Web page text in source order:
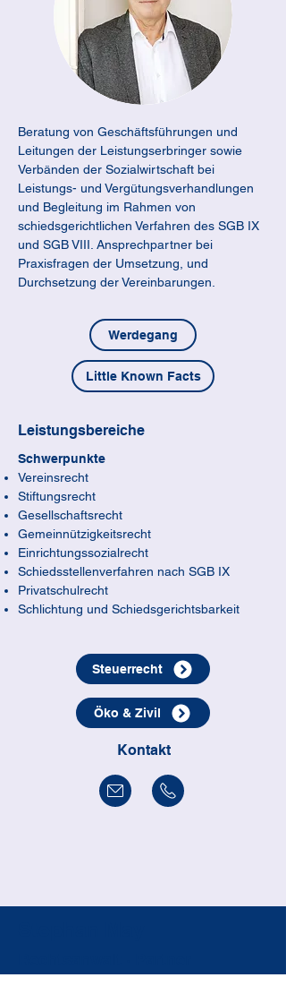
Beratung von Geschäftsführungen und
Leitungen der Leistungserbringer sowie
Verbänden der Sozialwirtschaft bei
Leistungs- und Vergütungsverhandlungen
und Begleitung im Rahmen von
schiedsgerichtlichen Verfahren des SGB IX
und SGB VIII. Ansprechpartner bei
Praxisfragen der Umsetzung, und
Durchsetzung der Vereinbarungen.
Werdegang
Little Known Facts
Leistungsbereiche
Schwerpunkte
Vereinsrecht
Stiftungsrecht
Gesellschaftsrecht
Gemeinnützigkeitsrecht
Einrichtungssozialrecht
Schiedsstellenverfahren nach SGB IX
Privatschulrecht
Schlichtung und Schiedsgerichtsbarkeit
Steuerrecht
Öko & Zivil
Kontakt